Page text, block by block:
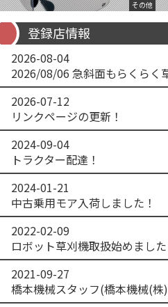
その他
登録店情報
2026-08-04
2026/08/06 急斜面もらくらく
2026-07-12
リンクページの更新！
2024-09-04
トラクター配達！
2024-01-21
中古乗用モア入荷しました！
2022-02-09
ロボット草刈機取扱始めました
2021-09-27
橋本機械スタッフ(橋本機械(株